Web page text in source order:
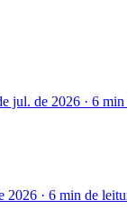
jul. de 2026 · 6 min
2026 · 6 min de